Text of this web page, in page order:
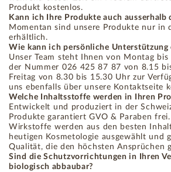
Produkt kostenlos.
Kann ich Ihre Produkte auch ausserhalb
Momentan sind unsere Produkte nur in
erhältlich.
Wie kann ich persönliche Unterstützung
Unser Team steht Ihnen von Montag
der Nummer 026 425 87 87 von 8.15
Freitag von 8.30 bis 15.30 Uhr zur
uns ebenfalls über unsere Kontaktseite
Welche Inhaltsstoffe werden in Ihren
Entwickelt und produziert in der
Produkte garantiert GVO & Paraben
Wirkstoffe werden aus den besten
heutigen Kosmetologie ausgewählt und
Qualität, die den höchsten Ansprüchen
Sind die Schutzvorrichtungen in Ihren
biologisch abbaubar?